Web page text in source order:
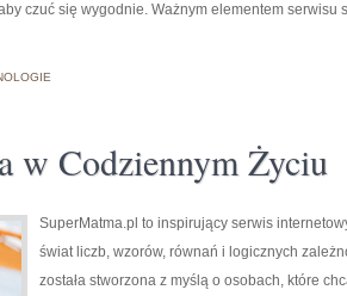
czuć się wygodnie. Ważnym elementem serwisu
w Codziennym Życiu
SuperMatma.pl to inspirujący serwis
świat liczb, wzorów, równań i logicznych
została stworzona z myślą o osobach, które